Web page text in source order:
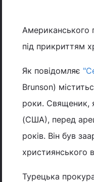
Американського
під прикриттям
Як повідомляє
Brunson)
роки. Священик,
(США), перед
років. Він був
християнського
Турецька